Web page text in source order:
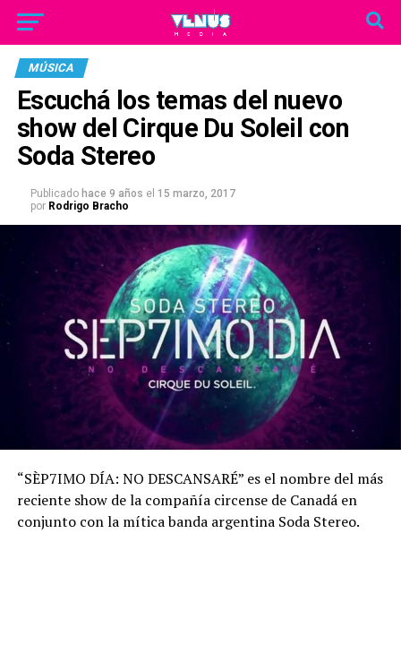
MÚSICA
Escuchá los temas del nuevo
show del Cirque Du Soleil con
Soda Stereo
Publicado hace 9 años el 15 marzo, 2017
por Rodrigo Bracho
“SÈP7IMO DÍA: NO DESCANSARÉ” es el nombre del más
reciente show de la compañía circense de Canadá en
conjunto con la mítica banda argentina Soda Stereo.